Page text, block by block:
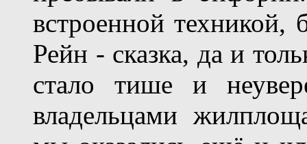
встроенной
Рейн - сказка, да и
стало тише и
владельцами